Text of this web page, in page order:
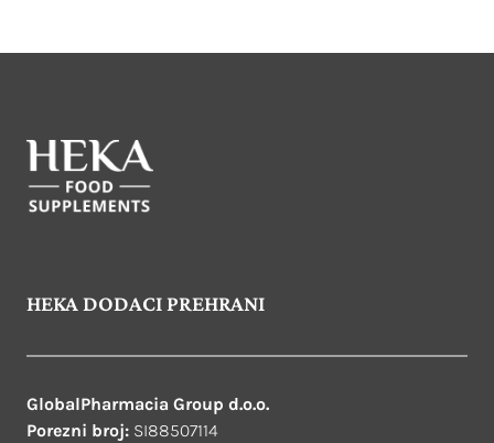
HEKA DODACI PREHRANI
GlobalPharmacia Group d.o.o.
Porezni broj: SI88507114